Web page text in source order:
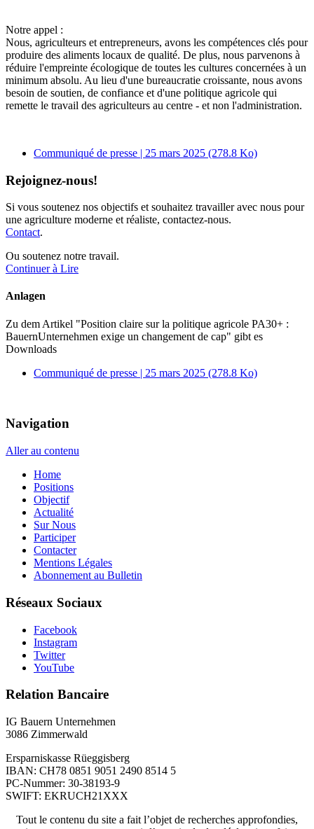
Notre appel :
Nous, agriculteurs et entrepreneurs, avons les compétences clés pour
produire des aliments locaux de qualité. De plus, nous parvenons à
réduire l'empreinte écologique de toutes les cultures concernées à un
minimum absolu. Au lieu d'une bureaucratie croissante, nous avons
besoin de soutien, de confiance et d'une politique agricole qui
remette le travail des agriculteurs au centre - et non l'administration.
Communiqué de presse | 25 mars 2025 (278.8 Ko)
Rejoignez-nous!
Si vous soutenez nos objectifs et souhaitez travailler avec nous pour
une agriculture moderne et réaliste, contactez-nous.
Contact.
Ou soutenez notre travail.
Continuer à Lire
Anlagen
Zu dem Artikel "Position claire sur la politique agricole PA30+ :
BauernUnternehmen exige un changement de cap" gibt es
Downloads
Communiqué de presse | 25 mars 2025 (278.8 Ko)
Navigation
Aller au contenu
Home
Positions
Objectif
Actualité
Sur Nous
Participer
Contacter
Mentions Légales
Abonnement au Bulletin
Réseaux Sociaux
Facebook
Instagram
Twitter
YouTube
Relation Bancaire
IG Bauern Unternehmen
3086 Zimmerwald
Ersparniskasse Rüeggisberg
IBAN: CH78 0851 9051 2490 8514 5
PC-Nummer: 30-38193-9
SWIFT: EKRUCH21XXX
Tout le contenu du site a fait l’objet de recherches approfondies,